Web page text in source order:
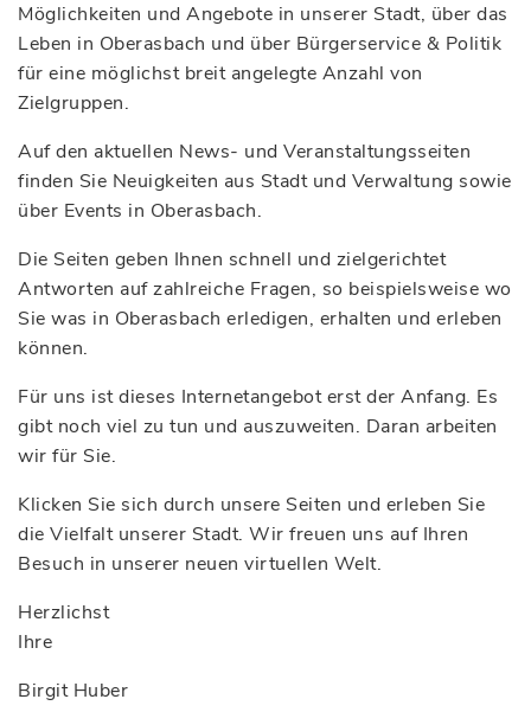
Möglichkeiten und Angebote in unserer Stadt, über das
Leben in Oberasbach und über Bürgerservice & Politik
für eine möglichst breit angelegte Anzahl von
Zielgruppen.
Auf den aktuellen News- und Veranstaltungsseiten
finden Sie Neuigkeiten aus Stadt und Verwaltung sowie
über Events in Oberasbach.
Die Seiten geben Ihnen schnell und zielgerichtet
Antworten auf zahlreiche Fragen, so beispielsweise wo
Sie was in Oberasbach erledigen, erhalten und erleben
können.
Für uns ist dieses Internetangebot erst der Anfang. Es
gibt noch viel zu tun und auszuweiten. Daran arbeiten
wir für Sie.
Klicken Sie sich durch unsere Seiten und erleben Sie
die Vielfalt unserer Stadt. Wir freuen uns auf Ihren
Besuch in unserer neuen virtuellen Welt.
Herzlichst
Ihre
Birgit Huber